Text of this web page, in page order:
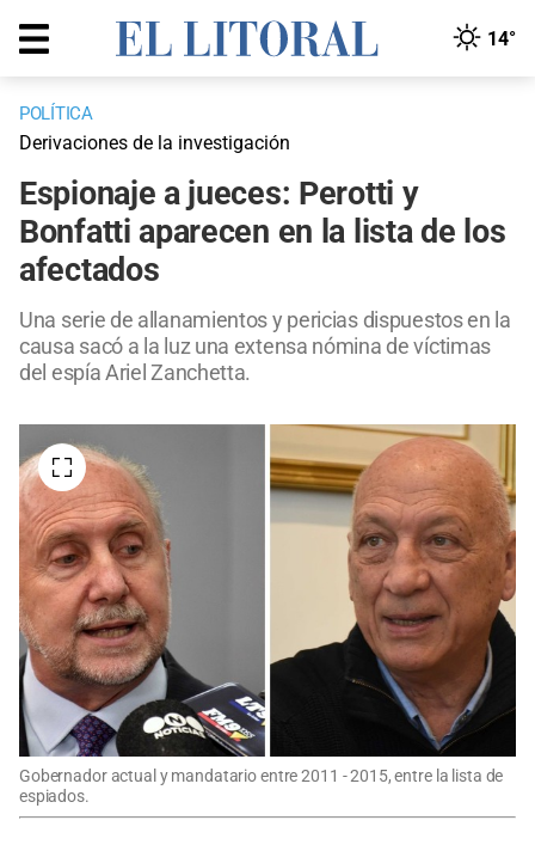
14°
POLÍTICA
Derivaciones de la investigación
Espionaje a jueces: Perotti y
Bonfatti aparecen en la lista de los
afectados
Una serie de allanamientos y pericias dispuestos en la
causa sacó a la luz una extensa nómina de víctimas
del espía Ariel Zanchetta.
Gobernador actual y mandatario entre 2011 - 2015, entre la lista de
espiados.